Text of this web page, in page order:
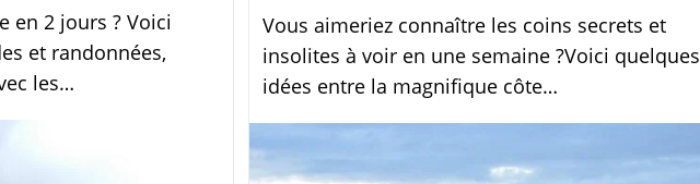
Vous aimeriez connaître les coins secrets et
insolites à voir en une semaine ?Voici quelques
idées entre la magnifique côte…
en 2 jours ? Voici
et randonnées,
les…